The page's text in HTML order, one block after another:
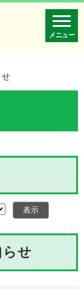
メニュー
せ